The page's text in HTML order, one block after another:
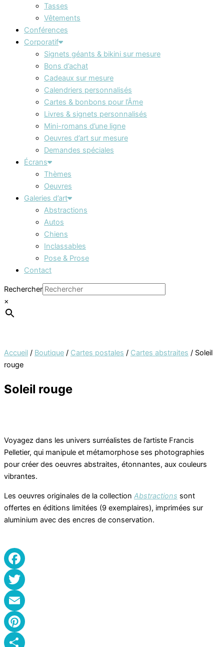
Tasses
Vêtements
Conférences
Corporatif
Signets géants & bikini sur mesure
Bons d’achat
Cadeaux sur mesure
Calendriers personnalisés
Cartes & bonbons pour l’Âme
Livres & signets personnalisés
Mini-romans d’une ligne
Oeuvres d’art sur mesure
Demandes spéciales
Écrans
Thèmes
Oeuvres
Galeries d’art
Abstractions
Autos
Chiens
Inclassables
Pose & Prose
Contact
Rechercher
×
Accueil / Boutique / Cartes postales / Cartes abstraites / Soleil
rouge
Soleil rouge
Voyagez dans les univers surréalistes de l’artiste Francis
Pelletier, qui manipule et métamorphose ses photographies
pour créer des oeuvres abstraites, étonnantes, aux couleurs
vibrantes.
Les oeuvres originales de la collection Abstractions sont
offertes en éditions limitées (9 exemplaires), imprimées sur
aluminium avec des encres de conservation.
Facebook
Twitter
Email
Pinterest